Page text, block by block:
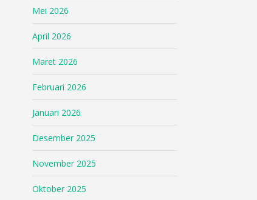
Mei 2026
April 2026
Maret 2026
Februari 2026
Januari 2026
Desember 2025
November 2025
Oktober 2025